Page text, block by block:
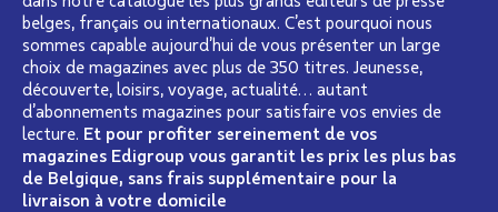
belges, français ou internationaux. C’est pourquoi nous
sommes capable aujourd’hui de vous présenter un large
choix de magazines avec plus de 350 titres. Jeunesse,
découverte, loisirs, voyage, actualité… autant
d’abonnements magazines pour satisfaire vos envies de
lecture. Et pour profiter sereinement de vos
magazines Edigroup vous garantit les prix les plus bas
de Belgique, sans frais supplémentaire pour la
livraison à votre domicile